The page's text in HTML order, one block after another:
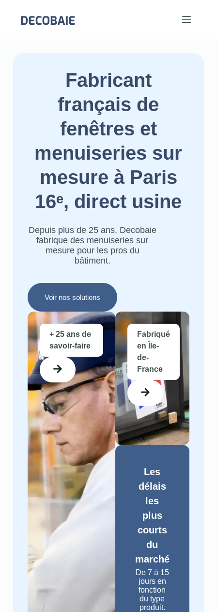
Fabricant
français de
fenêtres et
menuiseries sur
mesure à Paris
16ᵉ, direct usine
Depuis plus de 25 ans, Decobaie
fabrique des menuiseries sur
mesure pour les pros du
bâtiment.
Voir nos solutions
+ 25 ans de
savoir-faire
Fabriqué
en Île-
de-
France
Les
délais
les
plus
courts
du
marché
De 7 à 15
jours en
fonction
du type
produit.